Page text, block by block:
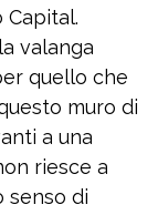
Capital.
valanga
quello che
muro di
a una
riesce a
senso di